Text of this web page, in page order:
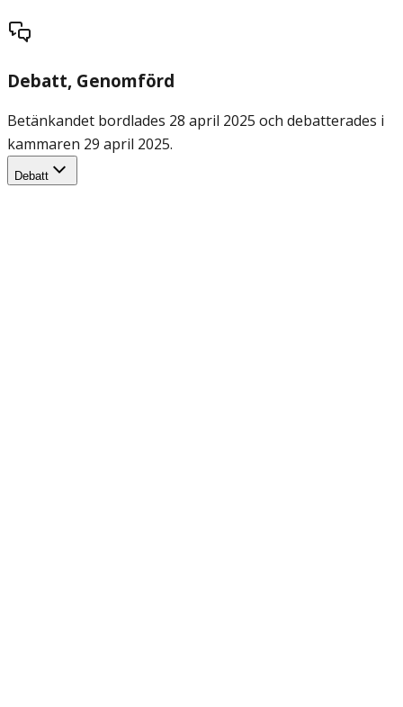
Debatt, Genomförd
Betänkandet bordlades 28 april 2025 och debatterades i
kammaren 29 april 2025.
Debatt